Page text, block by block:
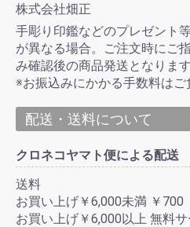
株式会社畑正
手彫り印鑑などのプレゼント
が異なる場合。ご注文時にご
み確認後の商品発送となります
※お振込みにかかる手数料はご
配送・送料について
クロネコヤマト便による配送
送料
お買い上げ￥6,000未満 ￥700
お買い上げ￥6,000以上 無料